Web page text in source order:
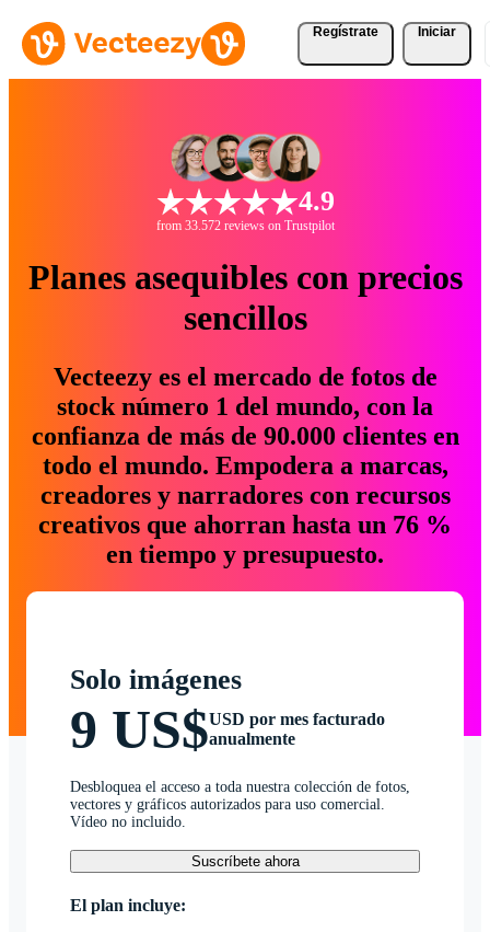
Regístrate Iniciar
4.9
from 33.572 reviews on Trustpilot
Planes asequibles con precios
sencillos
Vecteezy es el mercado de fotos de
stock número 1 del mundo, con la
confianza de más de 90.000 clientes en
todo el mundo. Empodera a marcas,
creadores y narradores con recursos
creativos que ahorran hasta un 76 %
en tiempo y presupuesto.
Solo imágenes
9 US$USD por mes facturado
anualmente
Desbloquea el acceso a toda nuestra colección de fotos,
vectores y gráficos autorizados para uso comercial.
Vídeo no incluido.
Suscríbete ahora
El plan incluye: